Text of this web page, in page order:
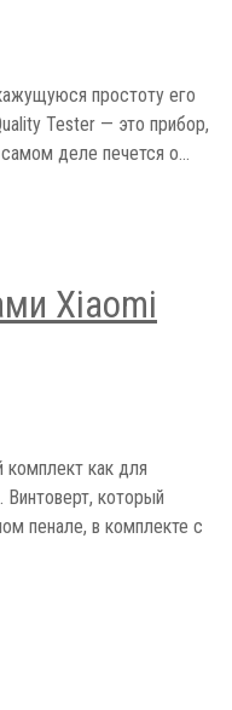
простоту его
Tester — это прибор,
деле печется о…
Xiaomi
комплект как для
который
пенале, в комплекте с